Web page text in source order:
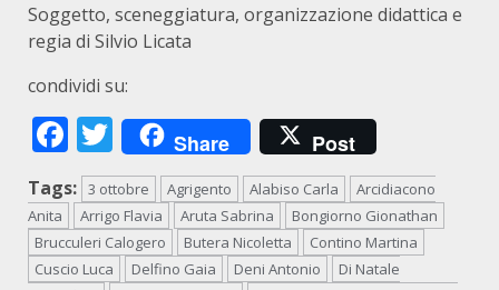
Soggetto, sceneggiatura, organizzazione didattica e
regia di Silvio Licata
condividi su:
Facebook
Twitter
Share Post
Tags: 3 ottobre Agrigento Alabiso Carla
Arcidiacono
Anita
Arrigo Flavia Aruta Sabrina
Bongiorno Gionathan
Brucculeri Calogero
Butera Nicoletta
Contino Martina
Cuscio Luca
Delfino Gaia Deni Antonio
Di Natale